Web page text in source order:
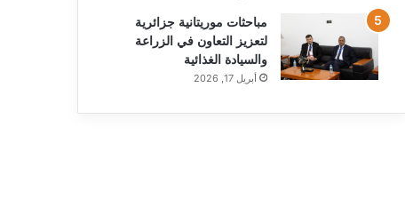
مباحثات موريتانية جزائرية
لتعزيز التعاون في الزراعة
والسيادة الغذائية
أبريل 17, 2026